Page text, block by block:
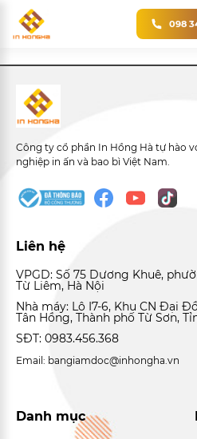
Công ty cổ phần In Hồng Hà tự hào
nghiệp in ấn và bao bì Việt Nam.
Liên hệ
VPGD: Số 75 Dương Khuê,
Từ Liêm, Hà Nội
Nhà máy: Lô I7-6, Khu CN Đại
Tân Hồng, Thành phố Từ Sơn,
SĐT: 0983.456.368
Email: bangiamdoc@inhongha.vn
Danh mục